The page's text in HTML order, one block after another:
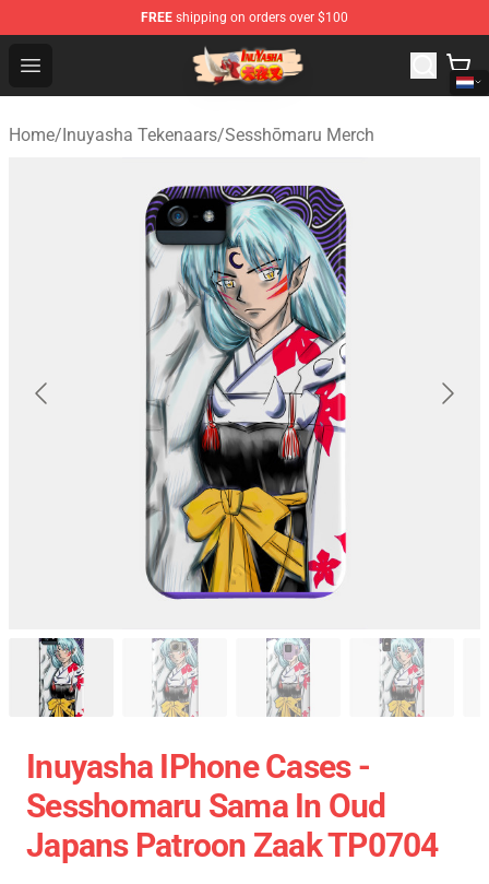
FREE shipping on orders over $100
Open menu
Inuyasha Store - Official Inuyasha Merchandise Shop
Home/Inuyasha Tekenaars/Sesshōmaru Merch
Inuyasha IPhone Cases -
Sesshomaru Sama In Oud
Japans Patroon Zaak TP0704